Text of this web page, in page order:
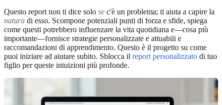
Questo report non ti dice solo se c'è un problema; ti aiuta a capire la
natura di esso. Scompone potenziali punti di forza e sfide, spiega
come questi potrebbero influenzare la vita quotidiana e—cosa più
importante—fornisce strategie personalizzate e attuabili e
raccomandazioni di apprendimento. Questo è il progetto su come
puoi iniziare ad aiutare subito. Sblocca il report personalizzato di tuo
figlio per queste intuizioni più profonde.